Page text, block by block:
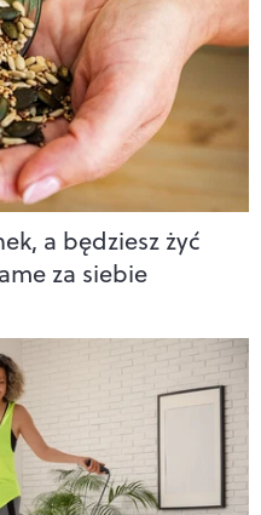
a będziesz żyć
za siebie